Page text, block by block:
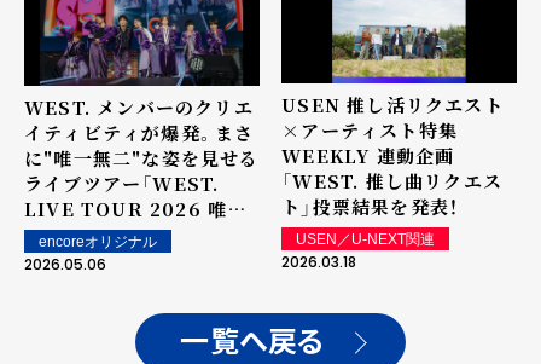
WEST. メンバーのクリエ
イティビティが爆発。まさ
に"唯一無二"な姿を見せる
ライブツアー「WEST.
LIVE TOUR 2026 唯一
無二」の神奈川・横浜アリ
ーナで開幕！
encoreオリジナル
2026.05.06
USEN 推し活リクエスト
×アーティスト特集
WEEKLY 連動企画
「WEST. 推し曲リクエス
ト」投票結果を発表！
USEN／U-NEXT関連
2026.03.18
一覧へ戻る